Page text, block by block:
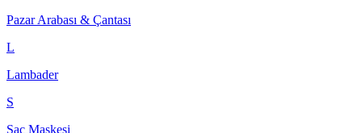
Pazar Arabası & Çantası
L
Lambader
S
Saç Maskesi